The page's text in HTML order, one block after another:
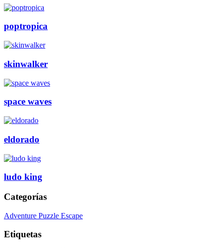
poptropica
skinwalker
space waves
eldorado
ludo king
Categorías
Adventure Puzzle Escape
Etiquetas